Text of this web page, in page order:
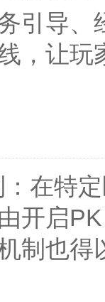
引导
，让玩
在特
开启
制‌也